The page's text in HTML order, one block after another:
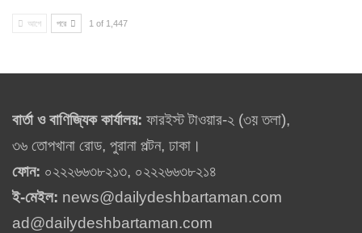
আগে পরে 1 of 1,447
বার্তা ও বাণিজ্যিক কার্যালয়: ফারইস্ট টাওয়ার-২ (৩য় তলা),
৩৬ তোপখানা রোড, পুরানা পল্টন, ঢাকা।
ফোন: ০২২২৬৬৩৮২১৩, ০২২২৬৬৩৮২১৪
ই-মেইল: news@dailydeshbartaman.com
ad@dailydeshbartaman.com